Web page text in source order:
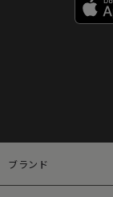
ブランド